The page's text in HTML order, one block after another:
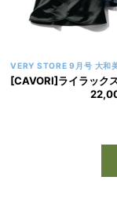
VERY STORE 9月号 大和
[CAVORI]ライラック